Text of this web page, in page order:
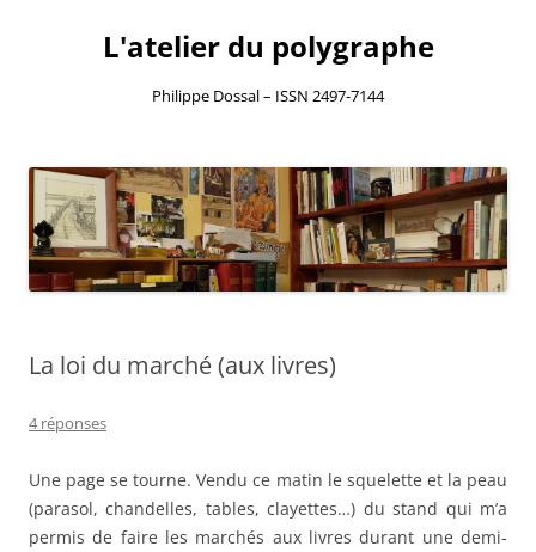
L'atelier du polygraphe
Philippe Dossal – ISSN 2497-7144
au
contenu
La loi du marché (aux livres)
4 réponses
Une page se tourne. Vendu ce matin le squelette et la peau
(parasol, chandelles, tables, clayettes…) du stand qui m’a
permis de faire les marchés aux livres durant une demi-